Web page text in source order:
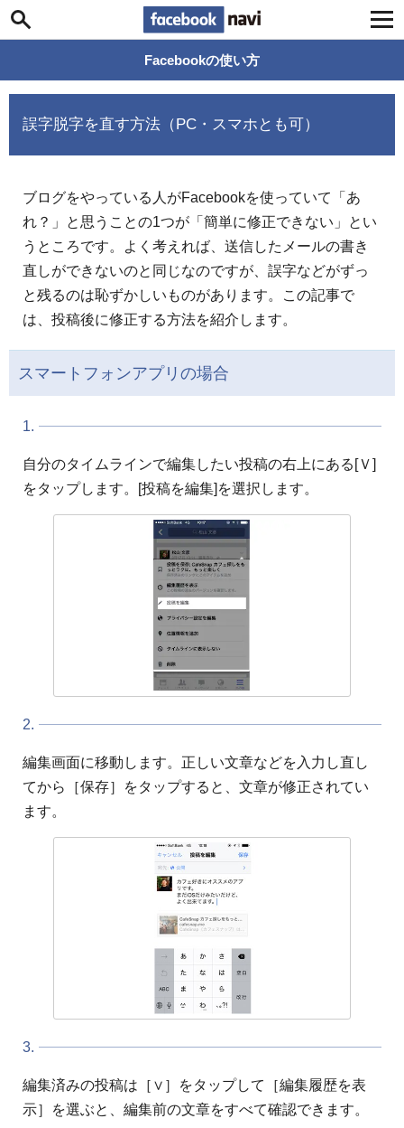
Facebook navi[フェイ
Facebookの使い方
誤字脱字を直す方法（PC・スマホとも可）
ブログをやっている人がFacebookを使っていて「あ
れ？」と思うことの1つが「簡単に修正できない」とい
うところです。よく考えれば、送信したメールの書き
直しができないのと同じなのですが、誤字などがずっ
と残るのは恥ずかしいものがあります。この記事で
は、投稿後に修正する方法を紹介します。
スマートフォンアプリの場合
1.
自分のタイムラインで編集したい投稿の右上にある[Ｖ]
をタップします。[投稿を編集]を選択します。
2.
編集画面に移動します。正しい文章などを入力し直し
てから［保存］をタップすると、文章が修正されてい
ます。
3.
編集済みの投稿は［∨］をタップして［編集履歴を表
示］を選ぶと、編集前の文章をすべて確認できます。